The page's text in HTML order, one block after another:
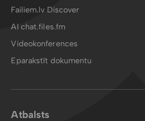
Failiem.lv Discover
AI chat.files.fm
Videokonferences
Eparakstīt dokumentu
Atbalsts